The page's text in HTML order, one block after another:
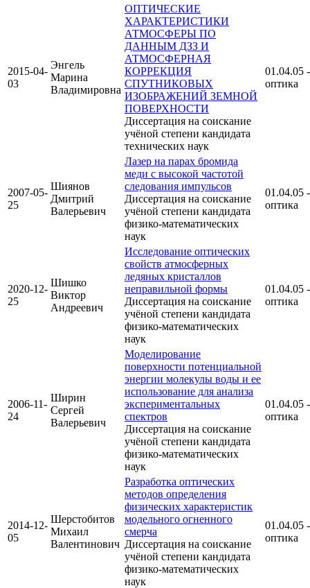
2015-04-
03
Энгель
Марина
Владимировна
ОПТИЧЕСКИЕ
ХАРАКТЕРИСТИКИ
АТМОСФЕРЫ ПО
ДАННЫМ ДЗЗ И
АТМОСФЕРНАЯ
КОРРЕКЦИЯ
СПУТНИКОВЫХ
ИЗОБРАЖЕНИЙ ЗЕМНОЙ
ПОВЕРХНОСТИ
Диссертация на соискание
учёной степени кандидата
технических наук
01.04.05 -
оптика
2007-05-
25
Шиянов
Дмитрий
Валерьевич
Лазер на парах бромида
меди с высокой частотой
следования импульсов
Диссертация на соискание
учёной степени кандидата
физико-математических
наук
01.04.05 -
оптика
2020-12-
25
Шишко
Виктор
Андреевич
Исследование оптических
свойств атмосферных
ледяных кристаллов
неправильной формы
Диссертация на соискание
учёной степени кандидата
физико-математических
наук
01.04.05 -
оптика
2006-11-
24
Ширин
Сергей
Валерьевич
Моделирование
поверхности потенциальной
энергии молекулы воды и ее
использование для анализа
экспериментальных
спектров
Диссертация на соискание
учёной степени кандидата
физико-математических
наук
01.04.05 -
оптика
2014-12-
05
Шерстобитов
Михаил
Валентинович
Разработка оптических
методов определения
физических характеристик
модельного огненного
смерча
Диссертация на соискание
учёной степени кандидата
физико-математических
наук
01.04.05 -
оптика